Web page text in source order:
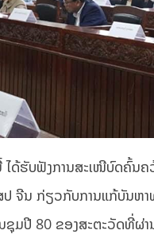
ໄດ້ຮັບຟັງການສະເໜີບົດຄົ້ນ
ຈີນ ກ່ຽວກັບການແກ້ບັນຫາ
ຊຸມປີ 80 ຂອງສະຕະວັດທີ່ຜ່